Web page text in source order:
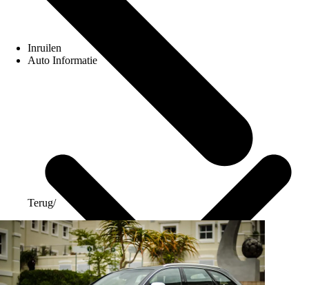
Inruilen
Auto Informatie
Terug/